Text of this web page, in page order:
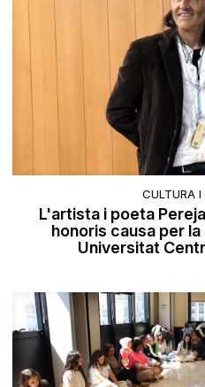
CULTURA I
L'artista i poeta
honoris causa per
Universitat